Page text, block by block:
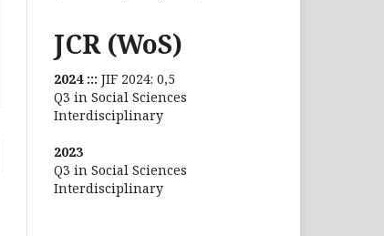
JCR (WoS)
2024 ::: JIF 2024: 0,5
Q3 in Social Sciences
Interdisciplinary
2023
Q3 in Social Sciences
Interdisciplinary